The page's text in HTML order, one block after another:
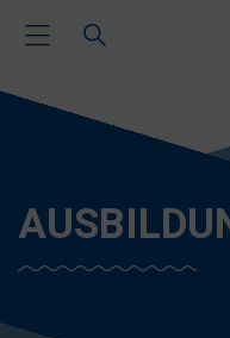
Toggle Main Navigation